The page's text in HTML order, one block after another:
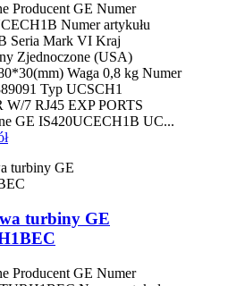
Producent GE Numer
Numer artykułu
Seria Mark VI Kraj
Zjednoczone (USA)
Waga 0,8 kg Numer
Typ UCSCH1
7 RJ45 EXP PORTS
GE IS420UCECH1B UC...
turbiny GE
Producent GE Numer